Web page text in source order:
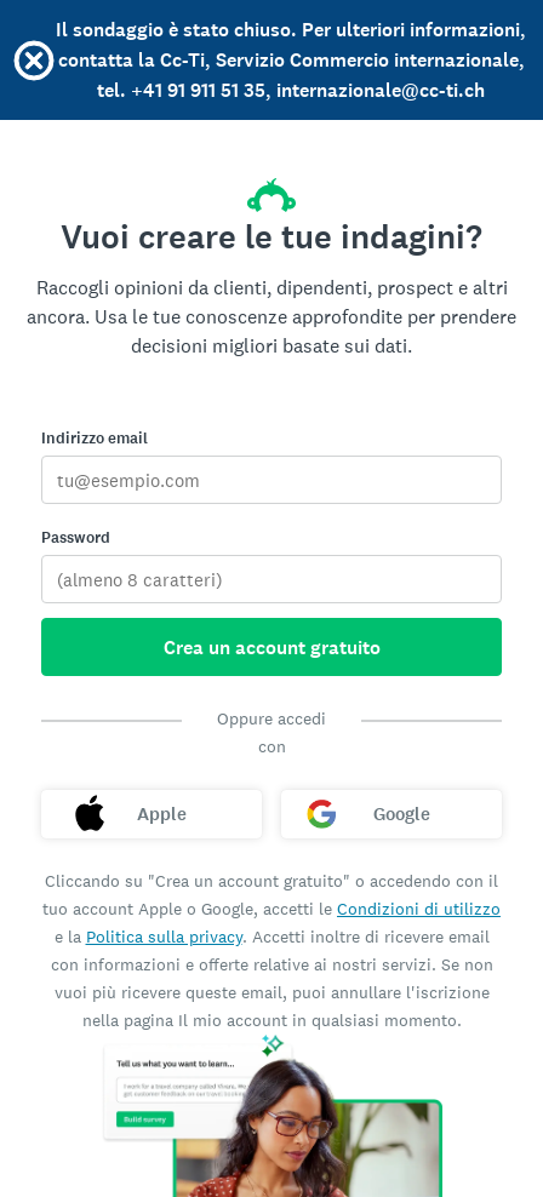
Il sondaggio è stato chiuso. Per ulteriori informazioni,
contatta la Cc-Ti, Servizio Commercio internazionale,
tel. +41 91 911 51 35, internazionale@cc-ti.ch
Vuoi creare le tue indagini?
Raccogli opinioni da clienti, dipendenti, prospect e altri
ancora. Usa le tue conoscenze approfondite per prendere
decisioni migliori basate sui dati.
Indirizzo email
Password
Crea un account gratuito
Oppure accedi
con
Apple Google
Cliccando su "Crea un account gratuito" o accedendo con il
tuo account Apple o Google, accetti le Condizioni di utilizzo
e la Politica sulla privacy. Accetti inoltre di ricevere email
con informazioni e offerte relative ai nostri servizi. Se non
vuoi più ricevere queste email, puoi annullare l'iscrizione
nella pagina Il mio account in qualsiasi momento.